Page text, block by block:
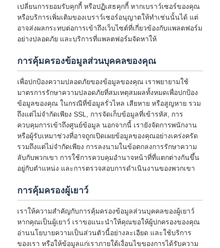
เปลี่ยนการยอมรับคุกกี้ หรือปฏิเสธคุกกี้ หากเบราว์เซอร์ของคุณ
หรือบริการเพิ่มเติมของเบราว์เซอร์อนุญาตให้ทำเช่นนั้นได้ แต่
อาจส่งผลกระทบต่อการเข้าถึงเว็บไซต์ที่เกี่ยวข้องกับแพลตฟอร์ม
อย่างปลอดภัย และบริการที่แพลตฟอร์มจัดหาให้
การคุ้มครองข้อมูลส่วนบุคคลของคุณ
เพื่อปกป้องความปลอดภัยของข้อมูลของคุณ เราพยายามใช้
มาตรการรักษาความปลอดภัยที่สมเหตุสมผลทั้งหมดเพื่อปกป้อง
ข้อมูลของคุณ ในกรณีที่ข้อมูลรั่วไหล เสียหาย หรือสูญหาย รวม
ถึงแต่ไม่จำกัดเพียง SSL, การจัดเก็บข้อมูลที่เข้ารหัส, การ
ควบคุมการเข้าถึงศูนย์ข้อมูล นอกจากนี้ เรายังจัดการพนักงาน
หรือผู้รับเหมาช่วงที่อาจถูกเปิดเผยข้อมูลของคุณอย่างเคร่งครัด
รวมถึงแต่ไม่จำกัดเพียง การลงนามในข้อตกลงการรักษาความ
ลับกับพวกเขา การใช้การควบคุมอำนาจหน้าที่ที่แตกต่างกันขึ้น
อยู่กับตำแหน่ง และการตรวจสอบการดำเนินงานของพวกเขา
การคุ้มครองผู้เยาว์
เราให้ความสำคัญกับการคุ้มครองข้อมูลส่วนบุคคลของผู้เยาว์
หากคุณเป็นผู้เยาว์ เราขอแนะนำให้คุณขอให้ผู้ปกครองของคุณ
อ่านนโยบายความเป็นส่วนตัวนี้อย่างละเอียด และใช้บริการ
ของเรา หรือให้ข้อมูลแก่เราภายใต้เงื่อนไขของการได้รับความ